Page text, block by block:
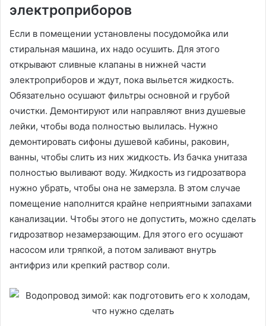
электроприборов
Если в помещении установлены посудомойка или
стиральная машина, их надо осушить. Для этого
открывают сливные клапаны в нижней части
электроприборов и ждут, пока выльется жидкость.
Обязательно осушают фильтры основной и грубой
очистки. Демонтируют или направляют вниз душевые
лейки, чтобы вода полностью вылилась. Нужно
демонтировать сифоны душевой кабины, раковин,
ванны, чтобы слить из них жидкость. Из бачка унитаза
полностью выливают воду. Жидкость из гидрозатвора
нужно убрать, чтобы она не замерзла. В этом случае
помещение наполнится крайне неприятными запахами
канализации. Чтобы этого не допустить, можно сделать
гидрозатвор незамерзающим. Для этого его осушают
насосом или тряпкой, а потом заливают внутрь
антифриз или крепкий раствор соли.